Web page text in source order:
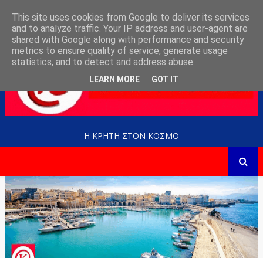
Η ΚΡΗΤΗ ΣΤΟN KOΣΜΟ
This site uses cookies from Google to deliver its services
and to analyze traffic. Your IP address and user-agent are
shared with Google along with performance and security
metrics to ensure quality of service, generate usage
statistics, and to detect and address abuse.
LEARN MORE GOT IT